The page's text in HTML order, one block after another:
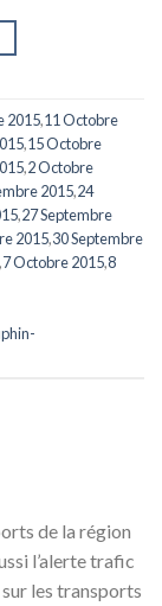
2015,11 Octobre
,15 Octobre
,2 Octobre
2015,24
,27 Septembre
2015,30 Septembre
,7 Octobre 2015,8
de la région
l’alerte trafic
les transports